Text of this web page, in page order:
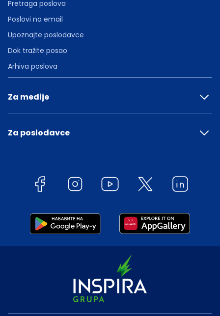
Pretraga poslova
Poslovi na email
Upoznajte poslodavce
Dok tražite posao
Arhiva poslova
Za medije
Za poslodavce